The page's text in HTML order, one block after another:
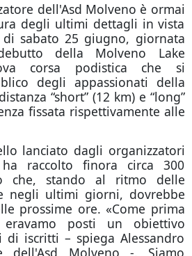
dell'Asd Molveno è ormai
degli ultimi dettagli in vista
sabato 25 giugno, giornata
della Molveno Lake
corsa podistica che si
degli appassionati della
“short” (12 km) e “long”
fissata rispettivamente alle
lanciato dagli organizzatori
raccolto finora circa 300
che, stando al ritmo delle
negli ultimi giorni, dovrebbe
prossime ore. «Come prima
posti un obiettivo
iscritti – spiega Alessandro
dell'Asd Molveno -. Siamo